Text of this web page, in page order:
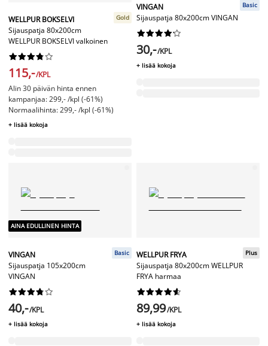
WELLPUR BOKSELVI
Sijauspatja 80x200cm
WELLPUR BOKSELVI valkoinen
Gold






115,-/KPL
Alin 30 päivän hinta ennen
kampanjaa: 299,- /kpl (-61%)
Normaalihinta: 299,- /kpl (-61%)
+ lisää kokoja
VINGAN
Sijauspatja 80x200cm VINGAN
Basic






30,-/KPL
+ lisää kokoja
AINA EDULLINEN HINTA
VINGAN
Sijauspatja 105x200cm
VINGAN
Basic






40,-/KPL
+ lisää kokoja
WELLPUR FRYA
Sijauspatja 80x200cm WELLPUR
FRYA harmaa
Plus






89,99/KPL
+ lisää kokoja